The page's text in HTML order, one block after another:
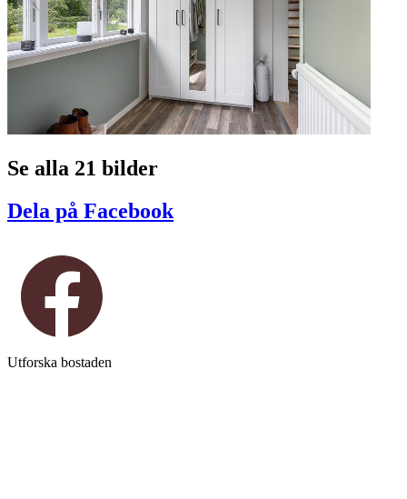
Se alla 21 bilder
Dela på Facebook
Utforska bostaden